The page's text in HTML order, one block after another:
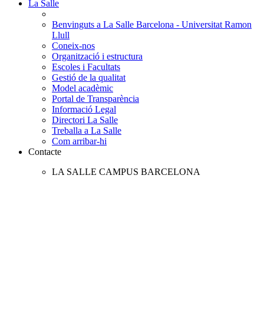
La Salle
Benvinguts a La Salle Barcelona - Universitat Ramon
Llull
Coneix-nos
Organització i estructura
Escoles i Facultats
Gestió de la qualitat
Model acadèmic
Portal de Transparència
Informació Legal
Directori La Salle
Treballa a La Salle
Com arribar-hi
Contacte
LA SALLE CAMPUS BARCELONA